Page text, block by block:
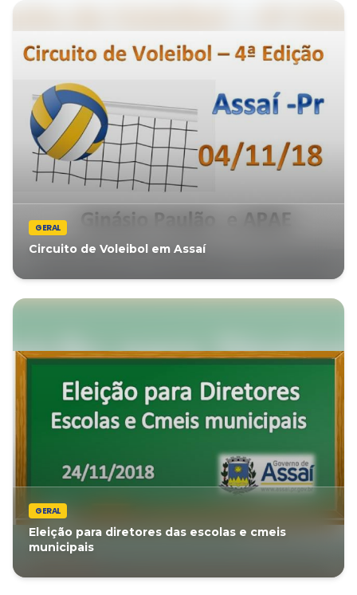
GERAL
Circuito de Voleibol em Assaí
GERAL
Eleição para diretores das escolas e cmeis
municipais